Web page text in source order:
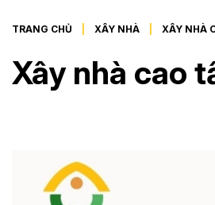
TRANG CHỦ XÂY NHÀ XÂY NHÀ
Xây nhà cao